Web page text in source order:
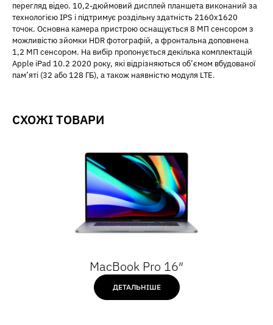
перегляд відео. 10,2-дюймовий дисплей планшета виконаний за
технологією IPS і підтримує роздільну здатність 2160х1620
точок. Основна камера пристрою оснащується 8 МП сенсором з
можливістю зйомки HDR фотографій, а фронтальна доповнена
1,2 МП сенсором. На вибір пропонується декілька комплектацій
Apple iPad 10.2 2020 року, які відрізняються об’ємом вбудованої
пам’яті (32 або 128 ГБ), а також наявністю модуля LTE.
СХОЖІ ТОВАРИ
MacBook Pro 16″
ДЕТАЛЬНІШЕ